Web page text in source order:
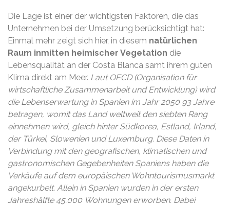
Die Lage ist einer der wichtigsten Faktoren, die das
Unternehmen bei der Umsetzung berücksichtigt hat:
Einmal mehr zeigt sich hier, in diesem natürlichen
Raum inmitten heimischer Vegetation die
Lebensqualität an der Costa Blanca samt ihrem guten
Klima direkt am Meer. Laut OECD (Organisation für
wirtschaftliche Zusammenarbeit und Entwicklung) wird
die Lebenserwartung in Spanien im Jahr 2050 93 Jahre
betragen, womit das Land weltweit den siebten Rang
einnehmen wird, gleich hinter Südkorea, Estland, Irland,
der Türkei, Slowenien und Luxemburg. Diese Daten in
Verbindung mit den geografischen, klimatischen und
gastronomischen Gegebenheiten Spaniens haben die
Verkäufe auf dem europäischen Wohntourismusmarkt
angekurbelt. Allein in Spanien wurden in der ersten
Jahreshälfte 45.000 Wohnungen erworben. Dabei